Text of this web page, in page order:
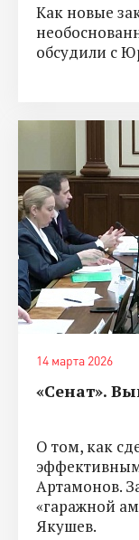
Как новые
обсудили с
14 марта 2026
«Сенат».
О том, как
Артамонов.
«гаражной
Якушев.